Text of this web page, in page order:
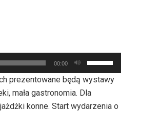
głośność.
00:00
strzałek
do
góry
oraz
prezentowane będą wystawy
mała gastronomia. Dla
konne. Start wydarzenia o